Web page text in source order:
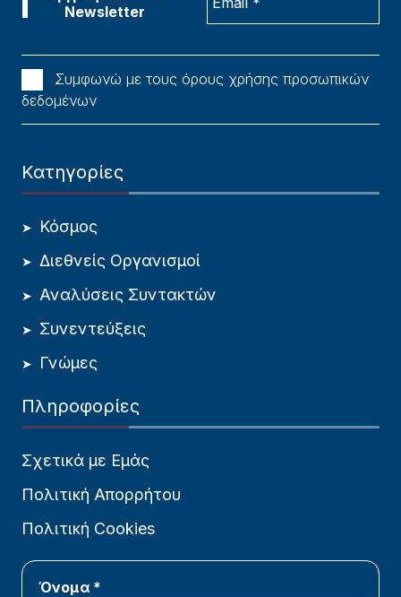
Συμφωνώ με τους όρους χρήσης προσωπικών
δεδομένων
Κατηγορίες
Κόσμος
Διεθνείς Οργανισμοί
Αναλύσεις Συντακτών
Συνεντεύξεις
Γνώμες
Πληροφορίες
Σχετικά με Εμάς
Πολιτική Απορρήτου
Πολιτική Cookies
Όνομα *